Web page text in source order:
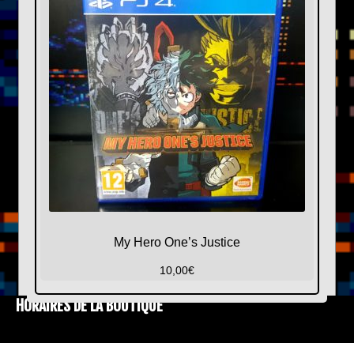
My Hero One’s Justice
10,00€
HORAIRES DE LA BOUTIQUE